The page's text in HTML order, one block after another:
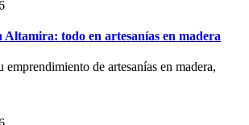
todo en artesanías en madera
emprendimiento de artesanías en madera,